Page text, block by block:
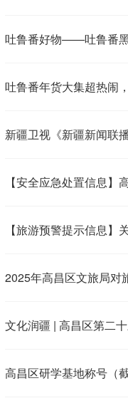
吐鲁番好物——吐鲁番
吐鲁番年货大集超热闹
新疆卫视《新疆新闻联
【安全应急处置信息
【旅游预警提示信息
2025年高昌区文旅局对
文化润疆 | 高昌区第二
高昌区研学基地称号（